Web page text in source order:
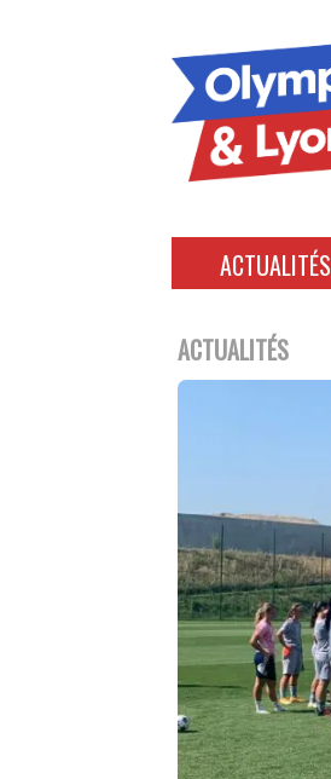
ACTUALITÉS
ACTUALITÉS